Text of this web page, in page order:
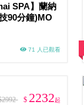
SPA】蘭納
90分鐘)MO
71 人已觀看
$ 2232起